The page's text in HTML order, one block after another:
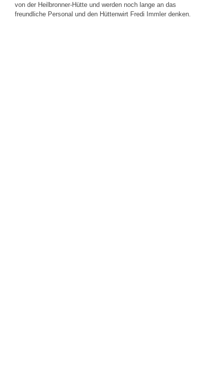
von der Heilbronner-Hütte und werden noch lange an das
freundliche Personal und den Hüttenwirt Fredi Immler denken.